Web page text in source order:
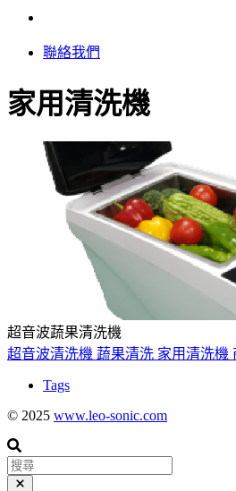
聯絡我們
家用清洗機
超音波蔬果清洗機
超音波清洗機 蔬果清洗 家用清洗機
Tags
© 2025 www.leo-sonic.com